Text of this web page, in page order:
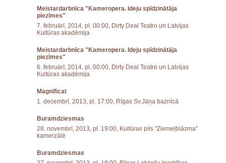
Meistardarbnīca "Kameropera. Ideju spīdzinātāja
piezīmes"
7. februārī, 2014, pl. 00:00, Dirty Deal Teatro un Latvijas
Kultūras akadēmija
Meistardarbnīca "Kameropera. Ideju spīdzinātāja
piezīmes"
6. februārī, 2014, pl. 00:00, Dirty Deal Teatro un Latvijas
Kultūras akadēmija
Magnificat
1. decembrī, 2013, pl. 17:00, Rīgas Sv.Jāņa baznīcā
Buramdziesmas
28. novembrī, 2013, pl. 19:00, Kultūras pils "Ziemeļblāzma"
kamerzālē
Buramdziesmas